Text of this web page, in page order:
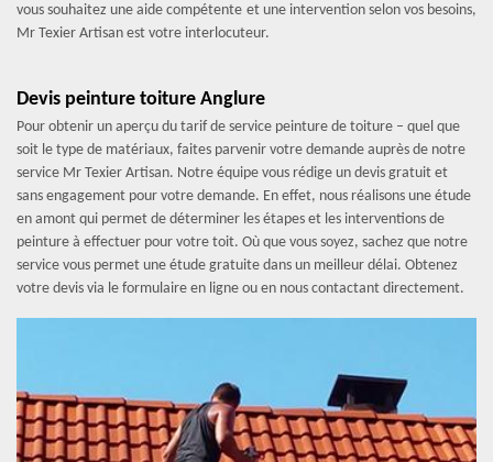
vous souhaitez une aide compétente et une intervention selon vos besoins,
Mr Texier Artisan est votre interlocuteur.
Devis peinture toiture Anglure
Pour obtenir un aperçu du tarif de service peinture de toiture – quel que
soit le type de matériaux, faites parvenir votre demande auprès de notre
service Mr Texier Artisan. Notre équipe vous rédige un devis gratuit et
sans engagement pour votre demande. En effet, nous réalisons une étude
en amont qui permet de déterminer les étapes et les interventions de
peinture à effectuer pour votre toit. Où que vous soyez, sachez que notre
service vous permet une étude gratuite dans un meilleur délai. Obtenez
votre devis via le formulaire en ligne ou en nous contactant directement.